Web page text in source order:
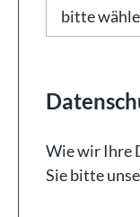
Wie wir Ihre
Sie bitte